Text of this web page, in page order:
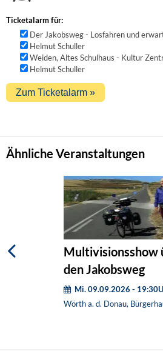
Ticketalarm für:
Der Jakobsweg - Losfahren und
Helmut Schuller
Weiden, Altes Schulhaus - Kultur
Helmut Schuller
Ähnliche Veranstaltungen
Multivisionsshow
den Jakobsweg
Mi. 09.09.2026 -
Wörth a. d. Donau,